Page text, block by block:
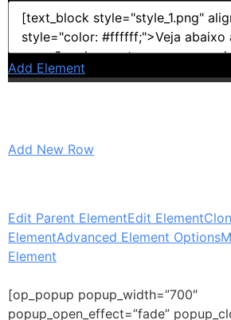
Add Element
Add New Row
Edit Parent ElementEdit Element
ElementAdvanced Element Options
Element
[op_popup popup_width=”700″
popup_open_effect=”fade”